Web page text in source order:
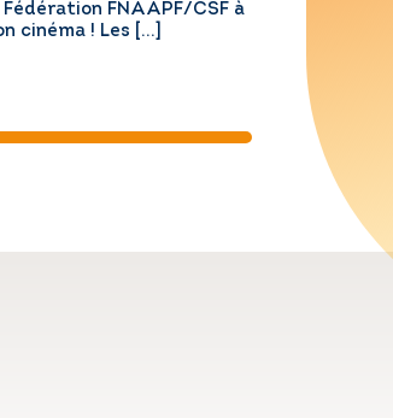
FNAAPF/CSF à
cinéma ! Les […]